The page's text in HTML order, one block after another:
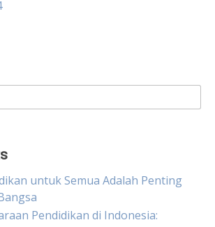
untuk Semua Adalah Penting
Pendidikan di Indonesia: